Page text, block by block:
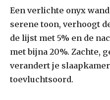
Een verlichte onyx wand
serene toon, verhoogt
de lijst met 5% en de
met bijna 20%. Zachte,
verandert je
toevluchtsoord.